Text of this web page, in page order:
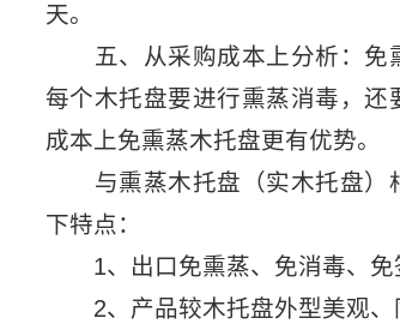
天。
五、从采购成本上分析：免
每个木托盘要进行熏蒸消毒，
成本上免熏蒸木托盘更有优势。
与熏蒸木托盘（实木托盘）
下特点：
1、出口免熏蒸、免消毒、免
2、产品较木托盘外型美观、